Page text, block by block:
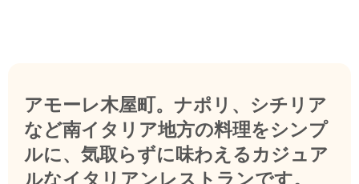
アモーレ木屋町。ナポリ、シチリア
など南イタリア地方の料理をシンプ
ルに、気取らずに味わえるカジュア
ルなイタリアンレストランです。